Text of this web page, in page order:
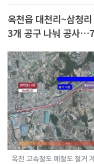
옥천읍 대천리~삼청
3개 공구 나눠 공사
옥천 고속철도 폐철도 철거